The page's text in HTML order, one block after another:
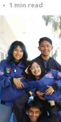
1 min read